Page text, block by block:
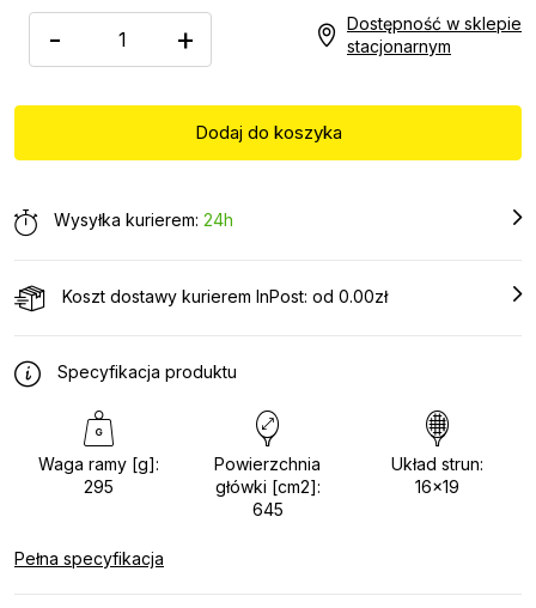
- +
Dostępność w sklepie
stacjonarnym
Wysyłka kurierem: 24h
Koszt dostawy kurierem InPost: od 0.00zł
Specyfikacja produktu
Waga ramy [g]:
295
Powierzchnia
główki [cm2]:
645
Układ strun:
16x19
Pełna specyfikacja